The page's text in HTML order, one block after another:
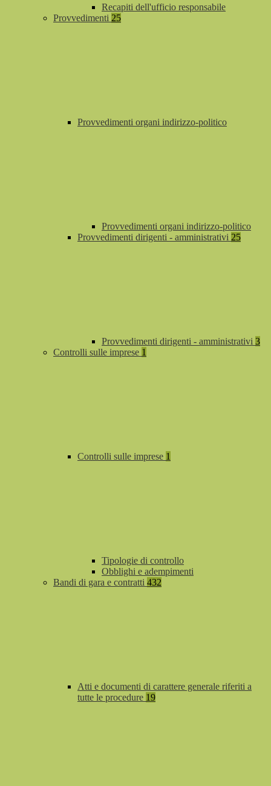
Recapiti dell'ufficio responsabile
Provvedimenti 25
Provvedimenti organi indirizzo-politico
Provvedimenti organi indirizzo-politico
Provvedimenti dirigenti - amministrativi 25
Provvedimenti dirigenti - amministrativi 3
Controlli sulle imprese 1
Controlli sulle imprese 1
Tipologie di controllo
Obblighi e adempimenti
Bandi di gara e contratti 432
Atti e documenti di carattere generale riferiti a
tutte le procedure 19